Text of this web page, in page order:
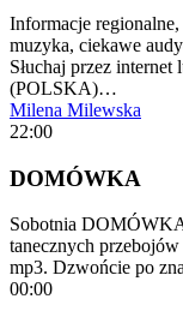
Informacje
muzyka, ciekawe
Słuchaj przez
(POLSKA)…
Milena Milewska
22:00
DOMÓWKA
Sobotnia
tanecznych
mp3. Dzwońcie po
00:00